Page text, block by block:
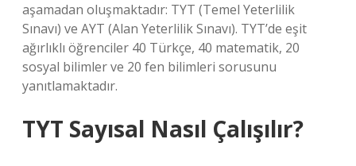
aşamadan oluşmaktadır: TYT (Temel Yeterlilik
Sınavı) ve AYT (Alan Yeterlilik Sınavı). TYT’de eşit
ağırlıklı öğrenciler 40 Türkçe, 40 matematik, 20
sosyal bilimler ve 20 fen bilimleri sorusunu
yanıtlamaktadır.
TYT Sayısal Nasıl Çalışılır?